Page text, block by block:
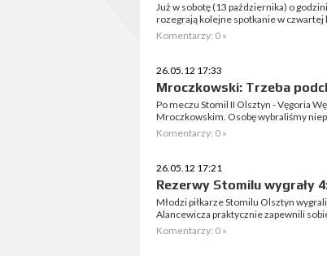
Już w sobotę (13 października) o
rozegrają kolejne spotkanie w
Komentarzy: 0 »
26.05.12 17:33
Mroczkowski: Trzeba
Po meczu Stomil II Olsztyn - Vęgoria
Mroczkowskim. Osobę wybraliśmy
Komentarzy: 0 »
26.05.12 17:21
Rezerwy Stomilu wygrały
Młodzi piłkarze Stomilu Olsztyn
Alancewicza praktycznie zapewnili
Komentarzy: 0 »